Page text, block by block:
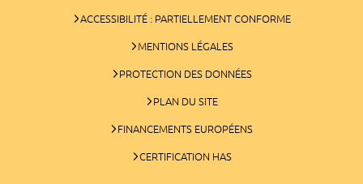
ACCESSIBILITÉ : PARTIELLEMENT CONFORME
MENTIONS LÉGALES
PROTECTION DES DONNÉES
PLAN DU SITE
FINANCEMENTS EUROPÉENS
CERTIFICATION HAS